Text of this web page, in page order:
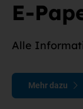
E-
Alle
Mehr dazu